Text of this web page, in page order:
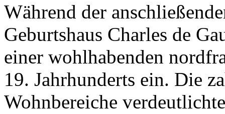
Während der
Geburtshaus Charles de
einer wohlhabenden
19. Jahrhunderts ein. Die
Wohnbereiche